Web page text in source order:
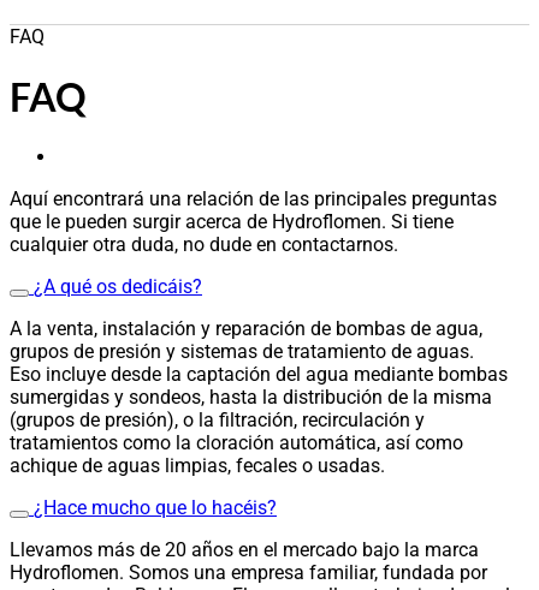
FAQ
FAQ
Aquí encontrará una relación de las principales preguntas
que le pueden surgir acerca de Hydroflomen. Si tiene
cualquier otra duda, no dude en contactarnos.
¿A qué os dedicáis?
A la venta, instalación y reparación de bombas de agua,
grupos de presión y sistemas de tratamiento de aguas.
Eso incluye desde la captación del agua mediante bombas
sumergidas y sondeos, hasta la distribución de la misma
(grupos de presión), o la filtración, recirculación y
tratamientos como la cloración automática, así como
achique de aguas limpias, fecales o usadas.
¿Hace mucho que lo hacéis?
Llevamos más de 20 años en el mercado bajo la marca
Hydroflomen. Somos una empresa familiar, fundada por